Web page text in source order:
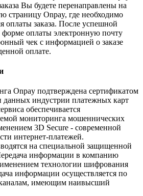
Вы будете перенаправлены на
Onpay, где необходимо
оплаты заказа. После успешной
оплаты электронную почту
чек с информацией о заказе
оплате.
Onpay подтверждена сертификатом
данных индустрии платежных карт
обеспечивается
мониторинга мошеннических
3D Secure - современной
интернет-платежей.
на специальной защищенной
информации в компанию
технологии шифрования
информации осуществляется по
имеющим наивысший